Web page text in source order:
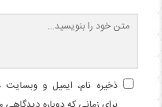
ذخیره نام، ایمیل و وبسایت